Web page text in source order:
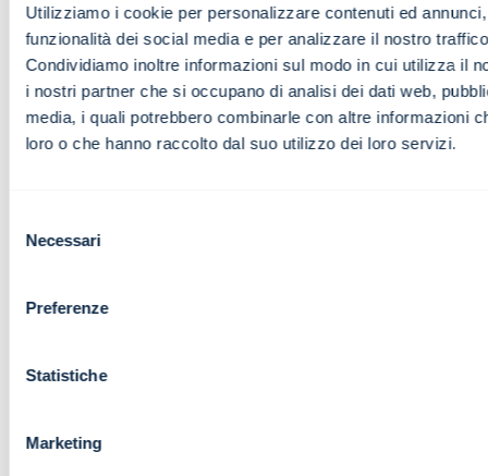
Utilizziamo i cookie per personalizzare contenuti ed
funzionalità dei social media e per analizzare il nostro
Condividiamo inoltre informazioni sul modo in cui utilizza il
i nostri partner che si occupano di analisi dei dati web,
media, i quali potrebbero combinarle con altre informazioni
loro o che hanno raccolto dal suo utilizzo dei loro servizi.
delNecessari
Preferenze
Statistiche
Marketing
Il bilancio bancario
Il bilancio bancario... perché è diverso da tutti gli altri?
Ne parliamo in questo breve video.
Autore: Ivan Fogliata